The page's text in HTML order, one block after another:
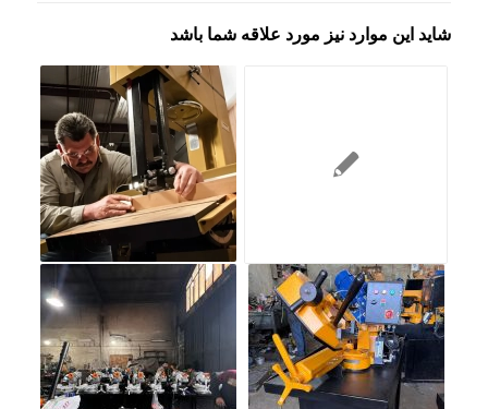
شاید این موارد نیز مورد علاقه شما باشد